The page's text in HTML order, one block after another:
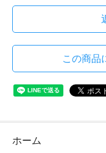
この商品
ホーム